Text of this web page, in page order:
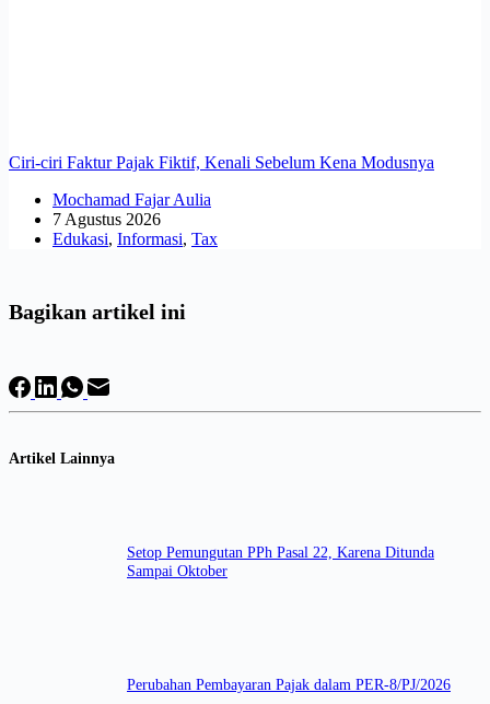
Ciri-ciri Faktur Pajak Fiktif, Kenali Sebelum Kena Modusnya
Mochamad Fajar Aulia
7 Agustus 2026
Edukasi, Informasi, Tax
Bagikan artikel ini
Artikel Lainnya
Setop Pemungutan PPh Pasal 22, Karena Ditunda
Sampai Oktober
Perubahan Pembayaran Pajak dalam PER-8/PJ/2026